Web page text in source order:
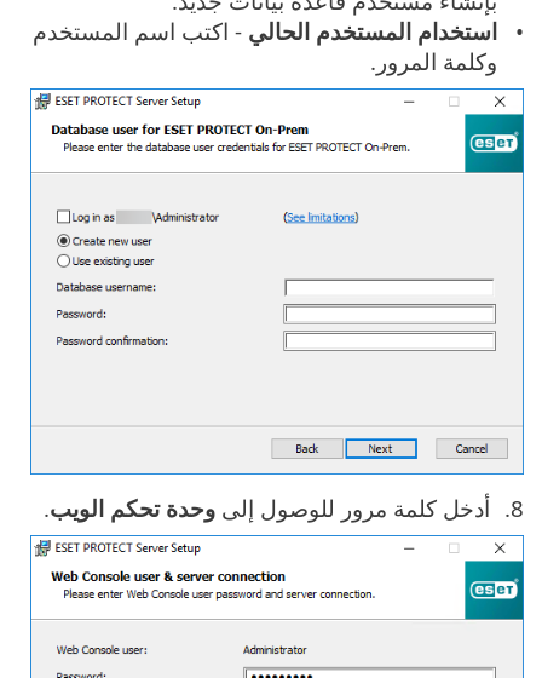
استخدام المستخدم الحالي - اكتب اسم المستخدم
وكلمة المرور.
أدخل كلمة مرور للوصول إلى ‎ وحدة تحكم الويب.